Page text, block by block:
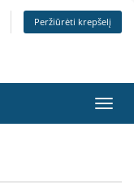
Peržiūrėti krepšelį